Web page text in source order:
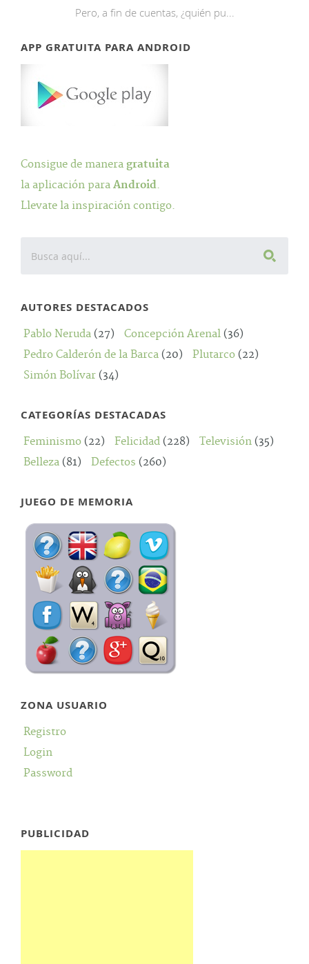
Pero, a fin de cuentas, ¿quién pu...
APP GRATUITA PARA ANDROID
Consigue de manera gratuita
la aplicación para Android.
Llevate la inspiración contigo.
AUTORES DESTACADOS
Pablo Neruda (27) Concepción Arenal (36)
Pedro Calderón de la Barca (20) Plutarco (22)
Simón Bolívar (34)
CATEGORÍAS DESTACADAS
Feminismo (22) Felicidad (228) Televisión (35)
Belleza (81) Defectos (260)
JUEGO DE MEMORIA
ZONA USUARIO
Registro
Login
Password
PUBLICIDAD